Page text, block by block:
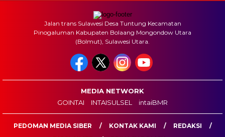
Jalan trans Sulawesi Desa Tuntung Kecamatan
Pinogaluman Kabupaten Bolaang Mongondow Utara
(Bolmut), Sulawesi Utara.
MEDIA NETWORK
GOINTAI
INTAISULSEL intaiBMR
PEDOMAN MEDIA SIBER KONTAK KAMI
REDAKSI